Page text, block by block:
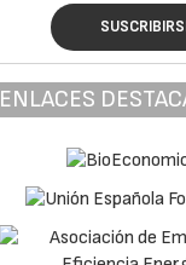
ENLACES